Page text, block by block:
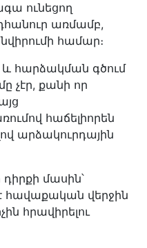
ունեցող
առմամբ,
համար։
հարձակման գծում
չէր, քանի որ
հաճելիորեն
արձակուրդային
մասին՝
հավաքական վերջին
հրավիրելու